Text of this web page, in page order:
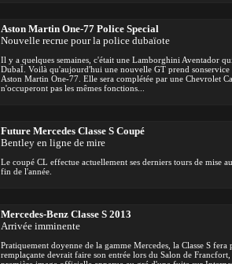
Aston Martin One-77 Police Special
Nouvelle recrue pour la police dubaïote
Il y a quelques semaines, c'était une Lamborghini Aventador
DubaÏ. Voilà qu'aujourd'hui une nouvelle GT prend sonservice
Aston Martin One-77. Elle sera complétée par une Chevrolet
n'occuperont pas les mêmes fonctions...
Future Mercedes Classe S Coupé
Bentley en ligne de mire
Le coupé CL effectue actuellement ses derniers tours de mise
fin de l'année.
Mercedes-Benz Classe S 2013
Arrivée imminente
Pratiquement doyenne de la gamme Mercedes, la Classe S fera
remplaçante devrait faire son entrée lors du Salon de